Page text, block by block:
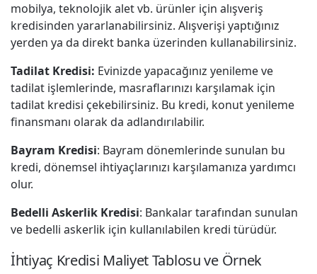
mobilya, teknolojik alet vb. ürünler için alışveriş
kredisinden yararlanabilirsiniz. Alışverişi yaptığınız
yerden ya da direkt banka üzerinden kullanabilirsiniz.
Tadilat Kredisi: Evinizde yapacağınız yenileme ve
tadilat işlemlerinde, masraflarınızı karşılamak için
tadilat kredisi çekebilirsiniz. Bu kredi, konut yenileme
finansmanı olarak da adlandırılabilir.
Bayram Kredisi: Bayram dönemlerinde sunulan bu
kredi, dönemsel ihtiyaçlarınızı karşılamanıza yardımcı
olur.
Bedelli Askerlik Kredisi: Bankalar tarafından sunulan
ve bedelli askerlik için kullanılabilen kredi türüdür.
İhtiyaç Kredisi Maliyet Tablosu ve Örnek